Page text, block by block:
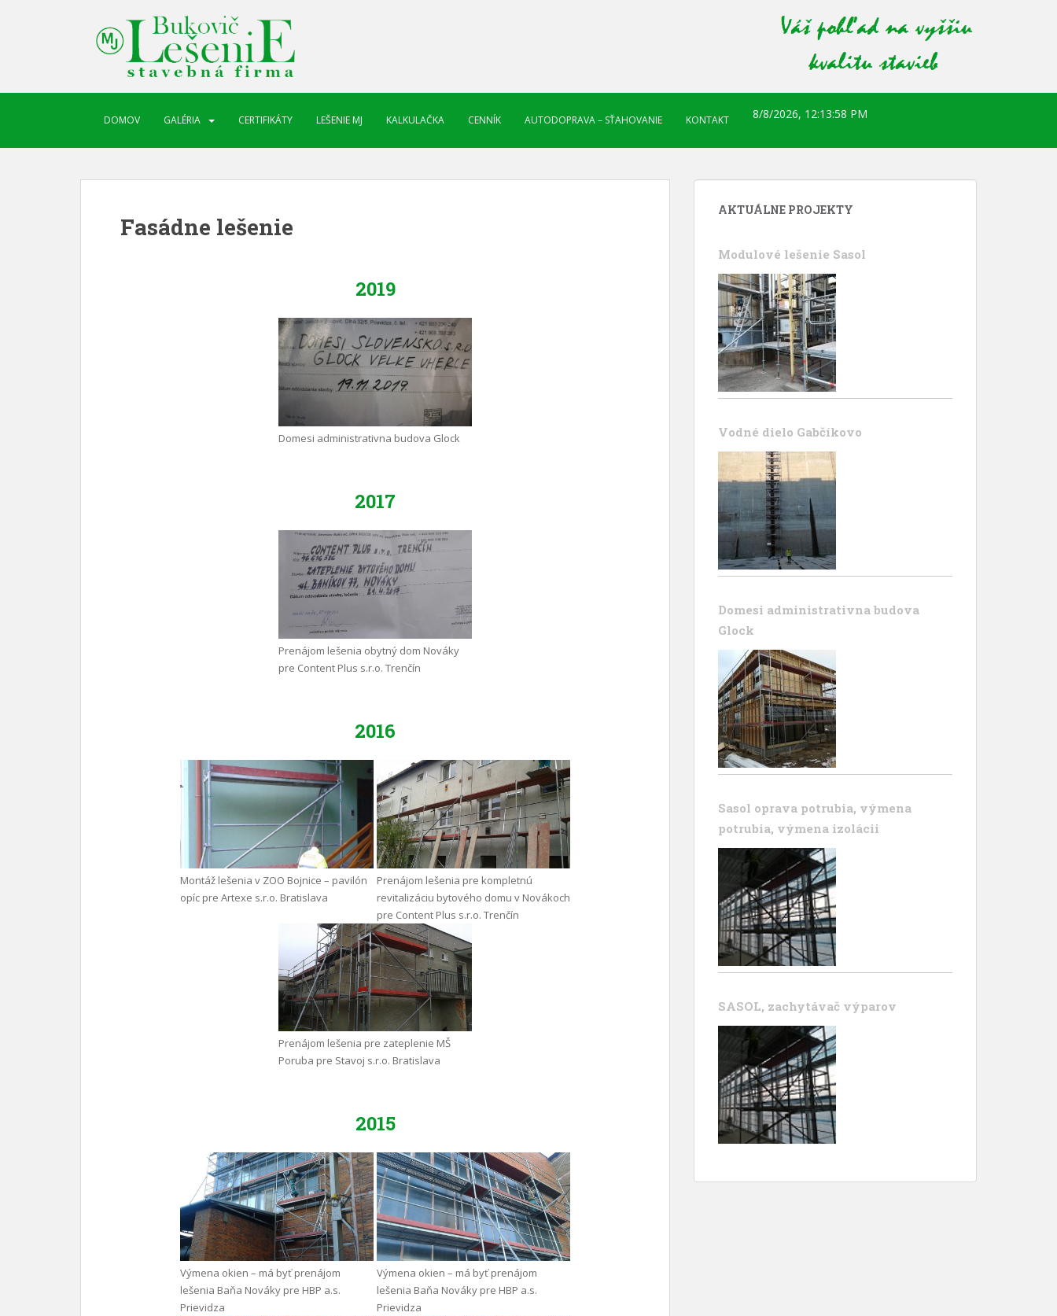
DOMOV GALÉRIA CERTIFIKÁTY LEŠENIE MJ KALKULAČKA CENNÍK AUTODOPRAVA – SŤAHOVANIE KONTAKT 8/8/2026, 12:13:59 PM
Fasádne lešenie
2019
Domesi administrativna budova Glock
2017
Prenájom lešenia obytný dom Nováky
pre Content Plus s.r.o. Trenčín
2016
Montáž lešenia v ZOO Bojnice – pavilón
opíc pre Artexe s.r.o. Bratislava
Prenájom lešenia pre kompletnú
revitalizáciu bytového domu v Novákoch
pre Content Plus s.r.o. Trenčín
Prenájom lešenia pre zateplenie MŠ
Poruba pre Stavoj s.r.o. Bratislava
2015
Výmena okien – má byť prenájom
lešenia Baňa Nováky pre HBP a.s.
Prievidza
Výmena okien – má byť prenájom
lešenia Baňa Nováky pre HBP a.s.
Prievidza
AKTUÁLNE PROJEKTY
Modulové lešenie Sasol
Vodné dielo Gabčíkovo
Domesi administrativna budova
Glock
Sasol oprava potrubia, výmena
potrubia, výmena izolácii
SASOL, zachytávač výparov